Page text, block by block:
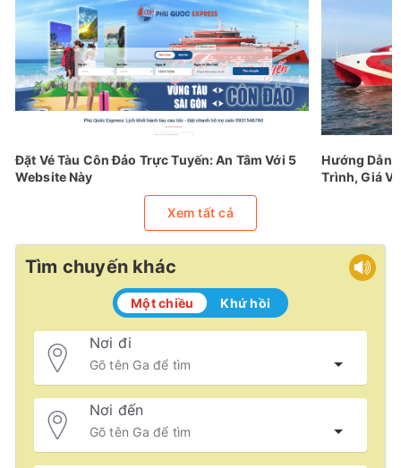
Đặt Vé Tàu Côn Đảo Trực Tuyến: An Tâm Với 5
Website Này
Hướng Dẫn
Trình, Giá Vé
Xem tất cả
Tìm chuyến khác
Một chiều Khứ hồi
Nơi đi
Nơi đến